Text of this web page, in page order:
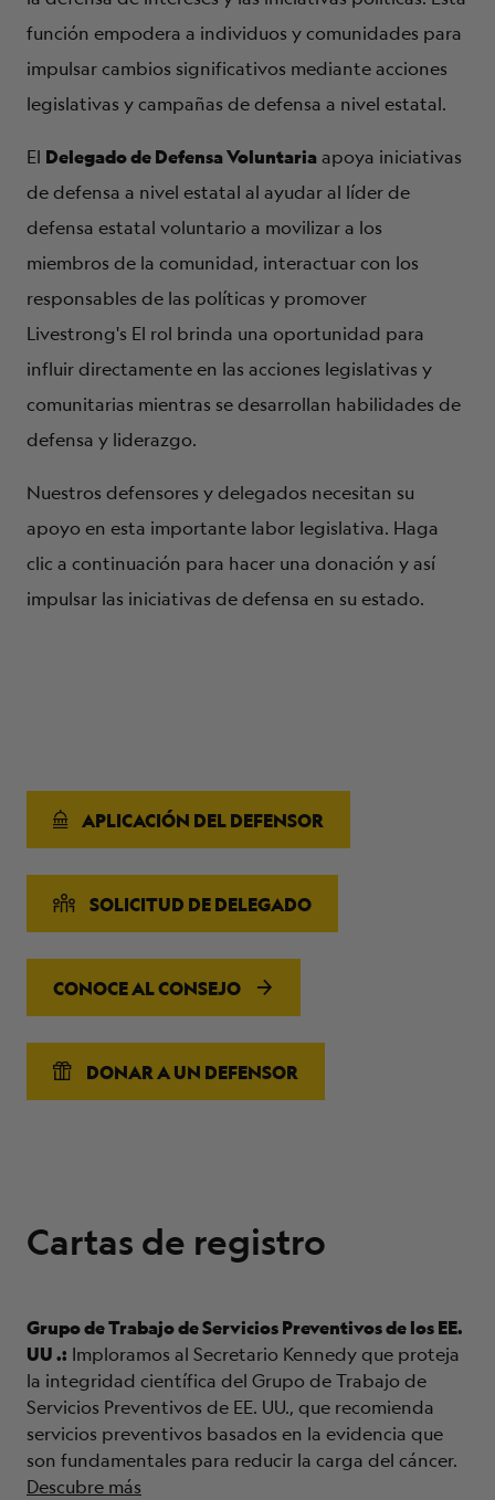
función empodera a individuos y comunidades para
impulsar cambios significativos mediante acciones
legislativas y campañas de defensa a nivel estatal.
El Delegado de Defensa Voluntariaapoya iniciativas
de defensa a nivel estatal al ayudar al líder de
defensa estatal voluntario a movilizar a los
miembros de la comunidad, interactuar con los
responsables de las políticas y promover
Livestrong's El rol brinda una oportunidad para
influir directamente en las acciones legislativas y
comunitarias mientras se desarrollan habilidades de
defensa y liderazgo.
Nuestros defensores y delegados necesitan su
apoyo en esta importante labor legislativa. Haga
clic a continuación para hacer una donación y así
impulsar las iniciativas de defensa en su estado.
APLICACIÓN DEL DEFENSOR
SOLICITUD DE DELEGADO
CONOCE AL CONSEJO
DONAR A UN DEFENSOR
Cartas de registro
Grupo de Trabajo de Servicios Preventivos de los EE.
UU .: Imploramos al Secretario Kennedy que proteja
la integridad científica del Grupo de Trabajo de
Servicios Preventivos de EE. UU., que recomienda
servicios preventivos basados ​​en la evidencia que
son fundamentales para reducir la carga del cáncer.
Descubre más